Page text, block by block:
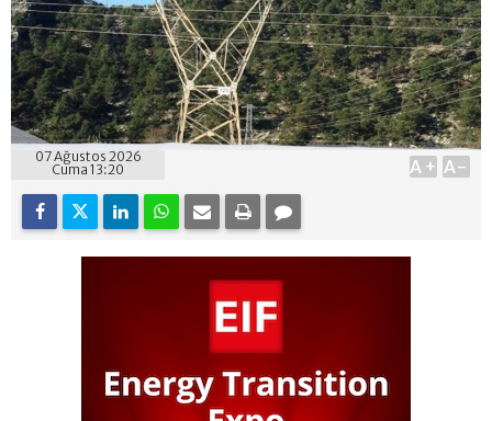
07 Ağustos 2026
Cuma 13:20
A+ A-